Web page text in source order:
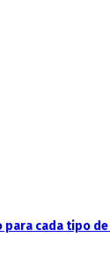
para cada tipo